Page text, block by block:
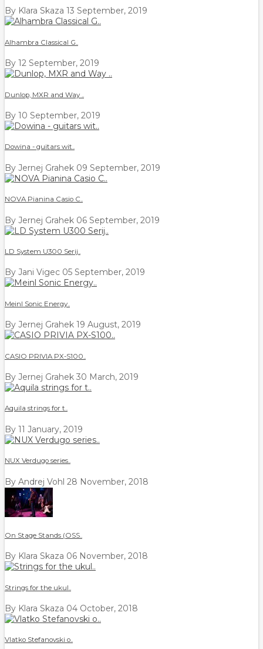
By Klara Skaza 13 September, 2019
Alhambra Classical G..
By 12 September, 2019
Dunlop, MXR and Way ..
By 10 September, 2019
Dowina - guitars wit..
By Jernej Grahek 09 September, 2019
NOVA Pianina Casio C..
By Jernej Grahek 06 September, 2019
LD System U300 Serij..
By Jani Vigec 05 September, 2019
Meinl Sonic Energy..
By Jernej Grahek 19 August, 2019
CASIO PRIVIA PX-S100..
By Jernej Grahek 30 March, 2019
Aquila strings for t..
By 11 January, 2019
NUX Verdugo series..
By Andrej Vohl 28 November, 2018
On Stage Stands (OSS..
By Klara Skaza 06 November, 2018
Strings for the ukul..
By Klara Skaza 04 October, 2018
Vlatko Stefanovski o..